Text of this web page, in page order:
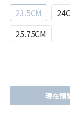
23.5CM
25.75CM
現在預